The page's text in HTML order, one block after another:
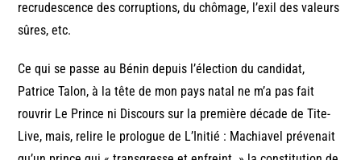
recrudescence des corruptions, du chômage, l’exil des valeurs
sûres, etc.
Ce qui se passe au Bénin depuis l’élection du candidat,
Patrice Talon, à la tête de mon pays natal ne m’a pas fait
rouvrir Le Prince ni Discours sur la première décade de Tite-
Live, mais, relire le prologue de L’Initié : Machiavel prévenait